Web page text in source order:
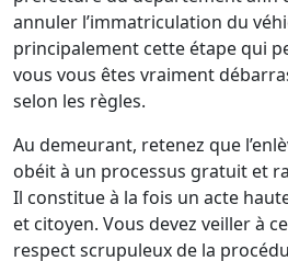
annuler l’immatriculation du
principalement cette étape qui
vous vous êtes vraiment
selon les règles.
Au demeurant, retenez que
obéit à un processus gratuit et
Il constitue à la fois un acte
et citoyen. Vous devez veiller à
respect scrupuleux de la